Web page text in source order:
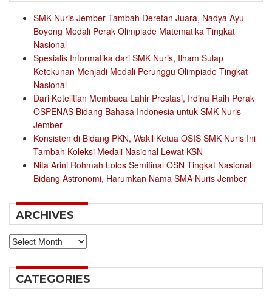
SMK Nuris Jember Tambah Deretan Juara, Nadya Ayu
Boyong Medali Perak Olimpiade Matematika Tingkat
Nasional
Spesialis Informatika dari SMK Nuris, Ilham Sulap
Ketekunan Menjadi Medali Perunggu Olimpiade Tingkat
Nasional
Dari Ketelitian Membaca Lahir Prestasi, Irdina Raih Perak
OSPENAS Bidang Bahasa Indonesia untuk SMK Nuris
Jember
Konsisten di Bidang PKN, Wakil Ketua OSIS SMK Nuris Ini
Tambah Koleksi Medali Nasional Lewat KSN
Nita Arini Rohmah Lolos Semifinal OSN Tingkat Nasional
Bidang Astronomi, Harumkan Nama SMA Nuris Jember
ARCHIVES
Archives
CATEGORIES